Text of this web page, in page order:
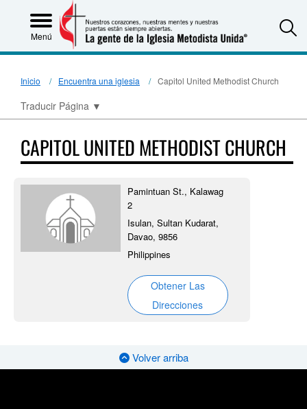
Menú
Inicio Encuentra una iglesia Capitol United Methodist Church
Traducir Página ▼
CAPITOL UNITED METHODIST CHURCH
Pamintuan St., Kalawag
2
Isulan, Sultan Kudarat,
Davao, 9856
Philippines
Obtener Las
Direcciones
Volver arriba